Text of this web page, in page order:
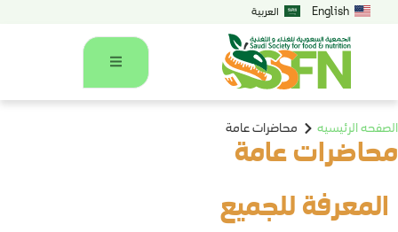
English العربية
الرئيسيه محاضرات عامة
عامة
المعرفة للجميع